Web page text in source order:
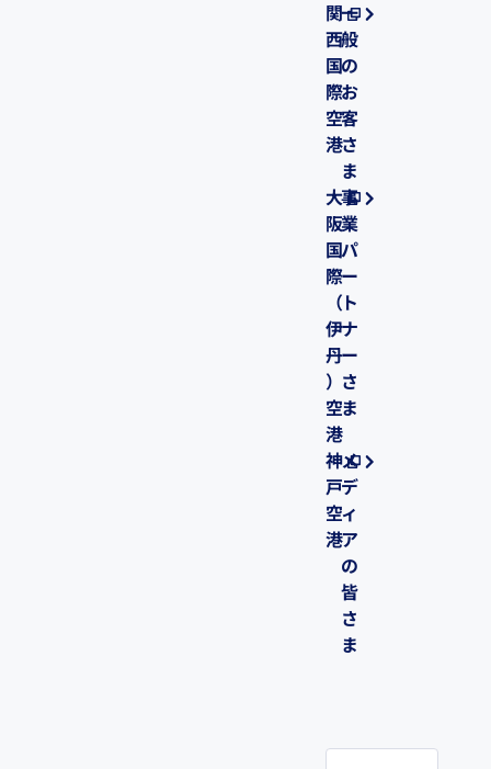
関
西
国
際
空
港
大
阪
国
際
（
伊
丹
）
空
港
神
戸
空
港
一
般
の
お
客
さ
ま
事
業
パ
ー
ト
ナ
ー
さ
ま
メ
デ
ィ
ア
の
皆
さ
ま